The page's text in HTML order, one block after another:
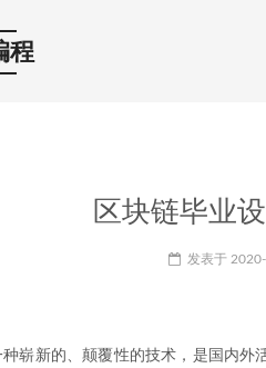
程
区块链毕业
发表于
种崭新的、颠覆性的技术，是国内